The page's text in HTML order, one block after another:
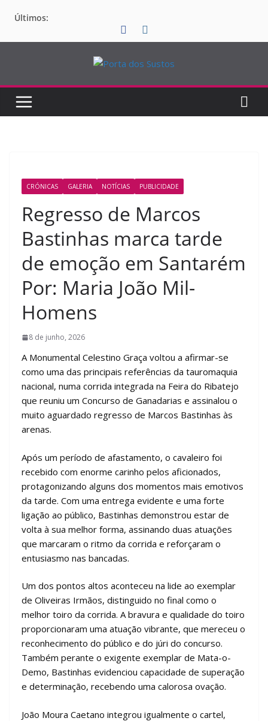
paraÚltimos:
CRÓNICAS GALERIA NOTÍCIAS PUBLICIDADE
Regresso de Marcos
Bastinhas marca tarde
de emoção em Santarém
Por: Maria João Mil-
Homens
8 de junho, 2026
A Monumental Celestino Graça voltou a afirmar-se
como uma das principais referências da tauromaquia
nacional, numa corrida integrada na Feira do Ribatejo
que reuniu um Concurso de Ganadarias e assinalou o
muito aguardado regresso de Marcos Bastinhas às
arenas.
Após um período de afastamento, o cavaleiro foi
recebido com enorme carinho pelos aficionados,
protagonizando alguns dos momentos mais emotivos
da tarde. Com uma entrega evidente e uma forte
ligação ao público, Bastinhas demonstrou estar de
volta à sua melhor forma, assinando duas atuações
que marcaram o ritmo da corrida e reforçaram o
entusiasmo nas bancadas.
Um dos pontos altos aconteceu na lide ao exemplar
de Oliveiras Irmãos, distinguido no final como o
melhor toiro da corrida. A bravura e qualidade do toiro
proporcionaram uma atuação vibrante, que mereceu o
reconhecimento do público e do júri do concurso.
Também perante o exigente exemplar de Mata-o-
Demo, Bastinhas evidenciou capacidade de superação
e determinação, recebendo uma calorosa ovação.
João Moura Caetano integrou igualmente o cartel,